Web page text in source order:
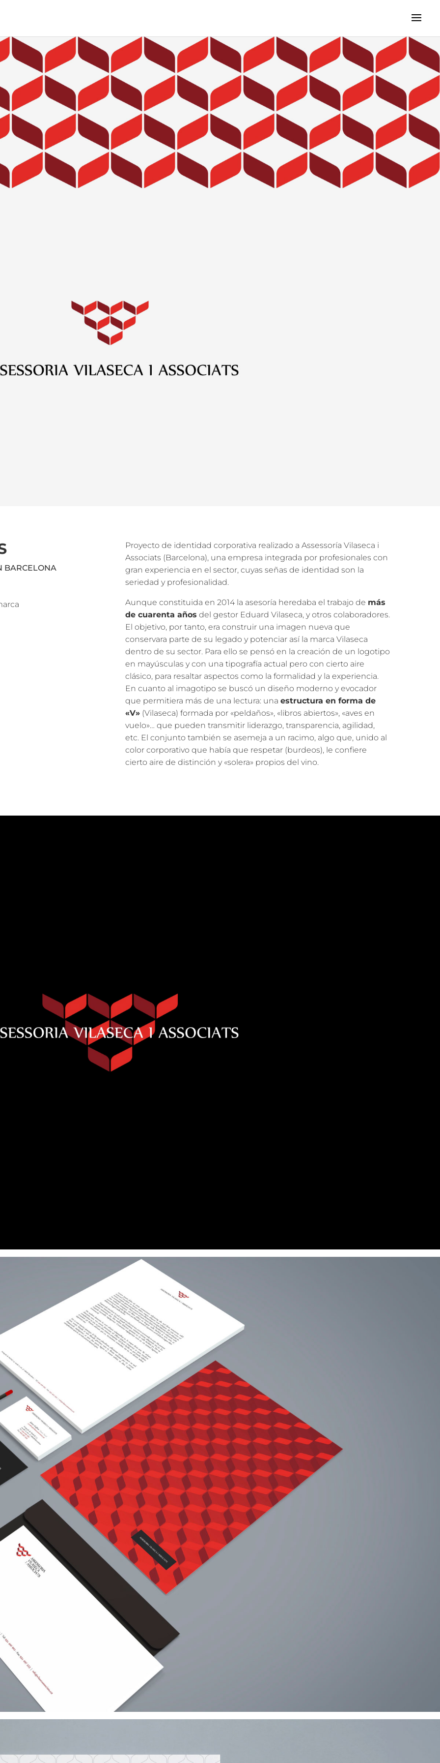
BARCELONA
Proyecto de identidad corporativa realizado a Assessoría Vilaseca i
Associats (Barcelona), una empresa integrada por profesionales con
gran experiencia en el sector, cuyas señas de identidad son la
seriedad y profesionalidad.
Aunque constituida en 2014 la asesoría heredaba el trabajo de más
de cuarenta años del gestor Eduard Vilaseca, y otros colaboradores.
El objetivo, por tanto, era construir una imagen nueva que
conservara parte de su legado y potenciar así la marca Vilaseca
dentro de su sector. Para ello se pensó en la creación de un logotipo
en mayúsculas y con una tipografía actual pero con cierto aire
clásico, para resaltar aspectos como la formalidad y la experiencia.
En cuanto al imagotipo se buscó un diseño moderno y evocador
que permitiera más de una lectura: unaestructura en forma de
«V» (Vilaseca) formada por «peldaños», «libros abiertos», «aves en
vuelo»… que pueden transmitir liderazgo, transparencia, agilidad,
etc. El conjunto también se asemeja a un racimo, algo que, unido al
color corporativo que había que respetar (burdeos), le confiere
cierto aire de distinción y «solera» propios del vino.